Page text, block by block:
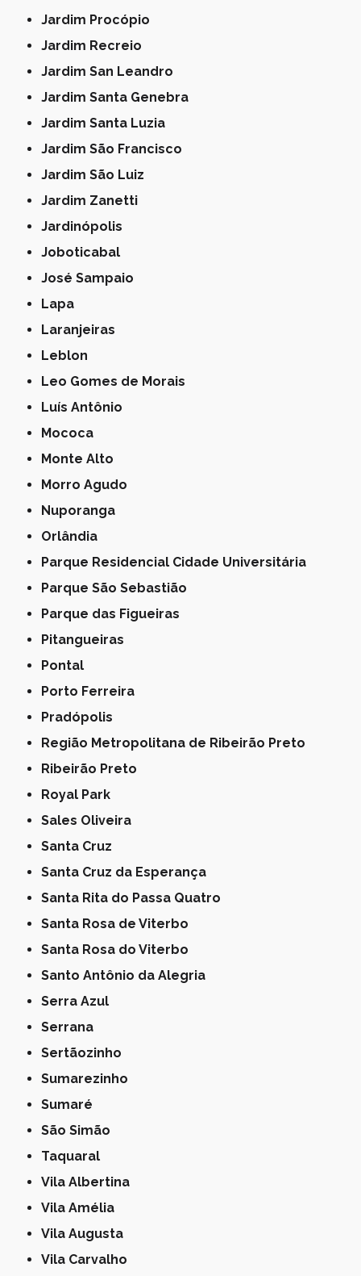
Jardim Procópio
Jardim Recreio
Jardim San Leandro
Jardim Santa Genebra
Jardim Santa Luzia
Jardim São Francisco
Jardim São Luiz
Jardim Zanetti
Jardinópolis
Joboticabal
José Sampaio
Lapa
Laranjeiras
Leblon
Leo Gomes de Morais
Luís Antônio
Mococa
Monte Alto
Morro Agudo
Nuporanga
Orlândia
Parque Residencial Cidade Universitária
Parque São Sebastião
Parque das Figueiras
Pitangueiras
Pontal
Porto Ferreira
Pradópolis
Região Metropolitana de Ribeirão Preto
Ribeirão Preto
Royal Park
Sales Oliveira
Santa Cruz
Santa Cruz da Esperança
Santa Rita do Passa Quatro
Santa Rosa de Viterbo
Santa Rosa do Viterbo
Santo Antônio da Alegria
Serra Azul
Serrana
Sertãozinho
Sumarezinho
Sumaré
São Simão
Taquaral
Vila Albertina
Vila Amélia
Vila Augusta
Vila Carvalho